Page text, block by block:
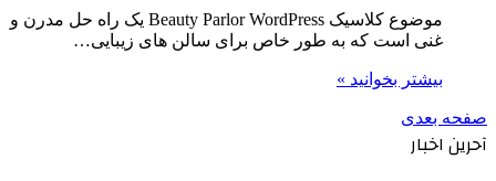
موضوع کلاسیک Beauty Parlor WordPress یک راه حل مدرن و
غنی است که به طور خاص برای سالن های زیبایی…
بیشتر بخوانید »
صفحه بعدی
آحرین اخبار